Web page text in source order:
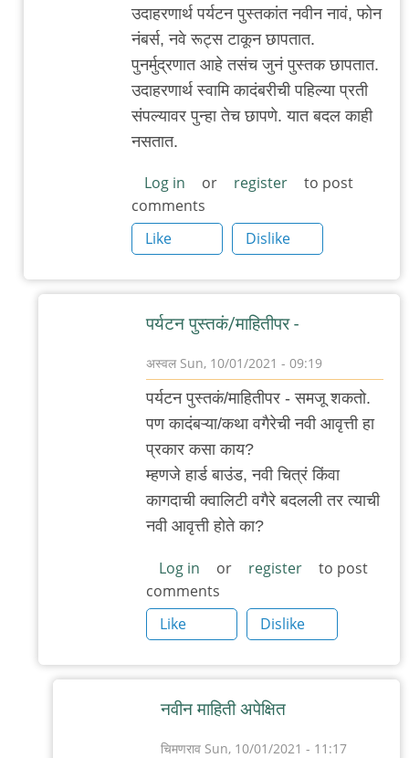
to
पुस्तक
प्रकाशन
by
उदाहरणार्थ पर्यटन पुस्तकांत नवीन नावं, फोन
नंबर्स, नवे रूट्स टाकून छापतात.
पुनर्मुद्रणात आहे तसंच जुनं पुस्तक छापतात.
उदाहरणार्थ स्वामि कादंबरीची पहिल्या प्रती
संपल्यावर पुन्हा तेच छापणे. यात बदल काही
नसतात.
Log in or register
to post
comments
Like
Dislike
पर्यटन पुस्तकं/माहितीपर -
अस्वल Sun, 10/01/2021 - 09:19
अपडेट्स
नसणे
बदल.
by
चिमणराव
पर्यटन पुस्तकं/माहितीपर - समजू शकतो.
पण कादंबऱ्या/कथा वगैरेची नवी आवृत्ती हा
प्रकार कसा काय?
म्हणजे हार्ड बाउंड, नवी चित्रं किंवा
कागदाची क्वालिटी वगैरे बदलली तर त्याची
नवी आवृत्ती होते का?
Log in or register
to post
comments
Like
Dislike
नवीन माहिती अपेक्षित
चिमणराव Sun, 10/01/2021 - 11:17